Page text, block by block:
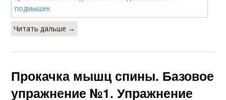
Читать дальше →
Прокачка мышц спины. Базовое
упражнение №1. Упражнение